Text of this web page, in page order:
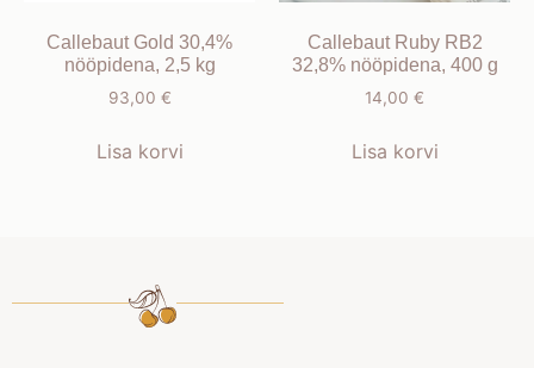
Callebaut Gold 30,4%
nööpidena, 2,5 kg
93,00 €
Lisa korvi
Callebaut Ruby RB2
32,8% nööpidena, 400 g
14,00 €
Lisa korvi